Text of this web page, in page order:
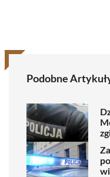
Podobne